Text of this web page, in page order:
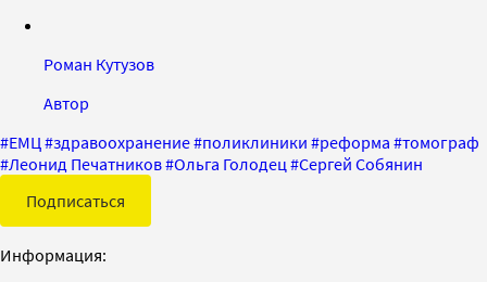
Роман Кутузов
Автор
#ЕМЦ#здравоохранение#поликлиники #реформа #томограф
#Леонид Печатников#Ольга Голодец#Сергей Собянин
Подписаться
Информация: